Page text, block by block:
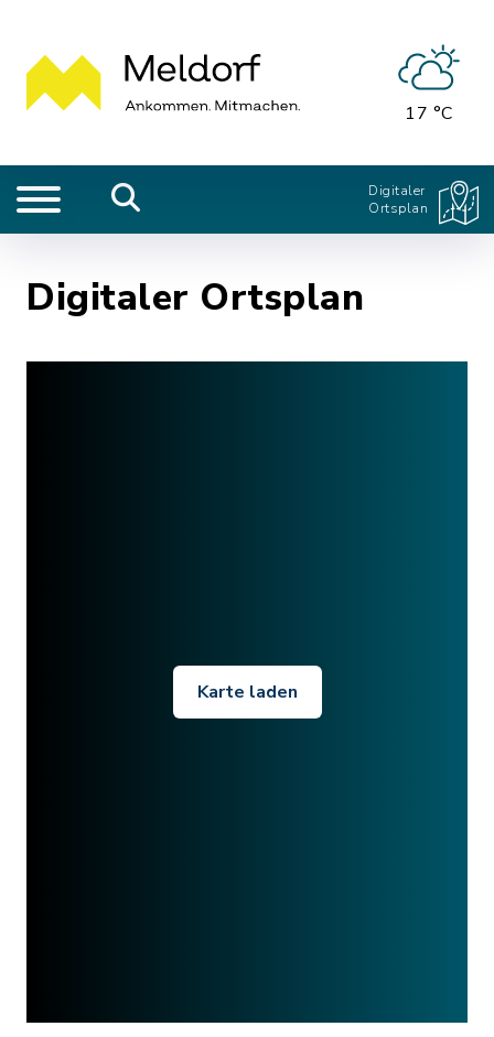
17 °C
Digitaler
Ortsplan
Digitaler Ortsplan
Karte laden